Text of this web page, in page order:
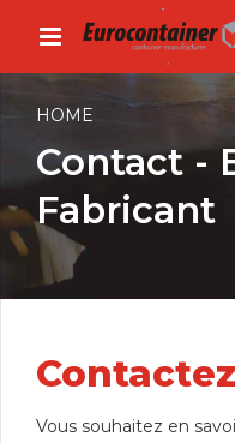
HOME
Contact -
Fabricant
Vous souhaitez en